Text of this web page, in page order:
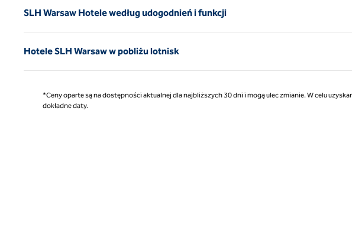
SLH Warsaw Hotele według udogodnień i funkcji
Hotele SLH Warsaw w pobliżu lotnisk
*Ceny oparte są na dostępności aktualnej dla najbliższych 30 dni i mogą ulec zmianie. W celu
dokładne daty.